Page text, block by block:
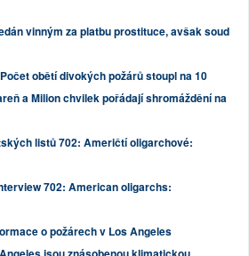
vinným za platbu prostituce, avšak soud
obětí divokých požárů stoupl na 10
a Milion chvilek pořádají shromáždění na
listů 702: Američtí oligarchové:
702: American oligarchs:
o požárech v Los Angeles